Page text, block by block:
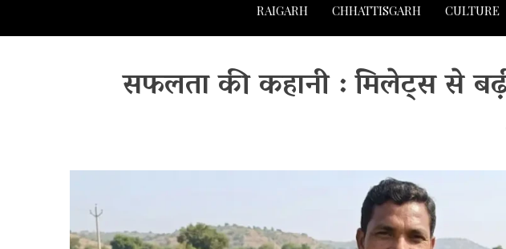
RAIGARH CHHATTISGARH CULTURE
सफलता की कहानी : मिलेट्स से